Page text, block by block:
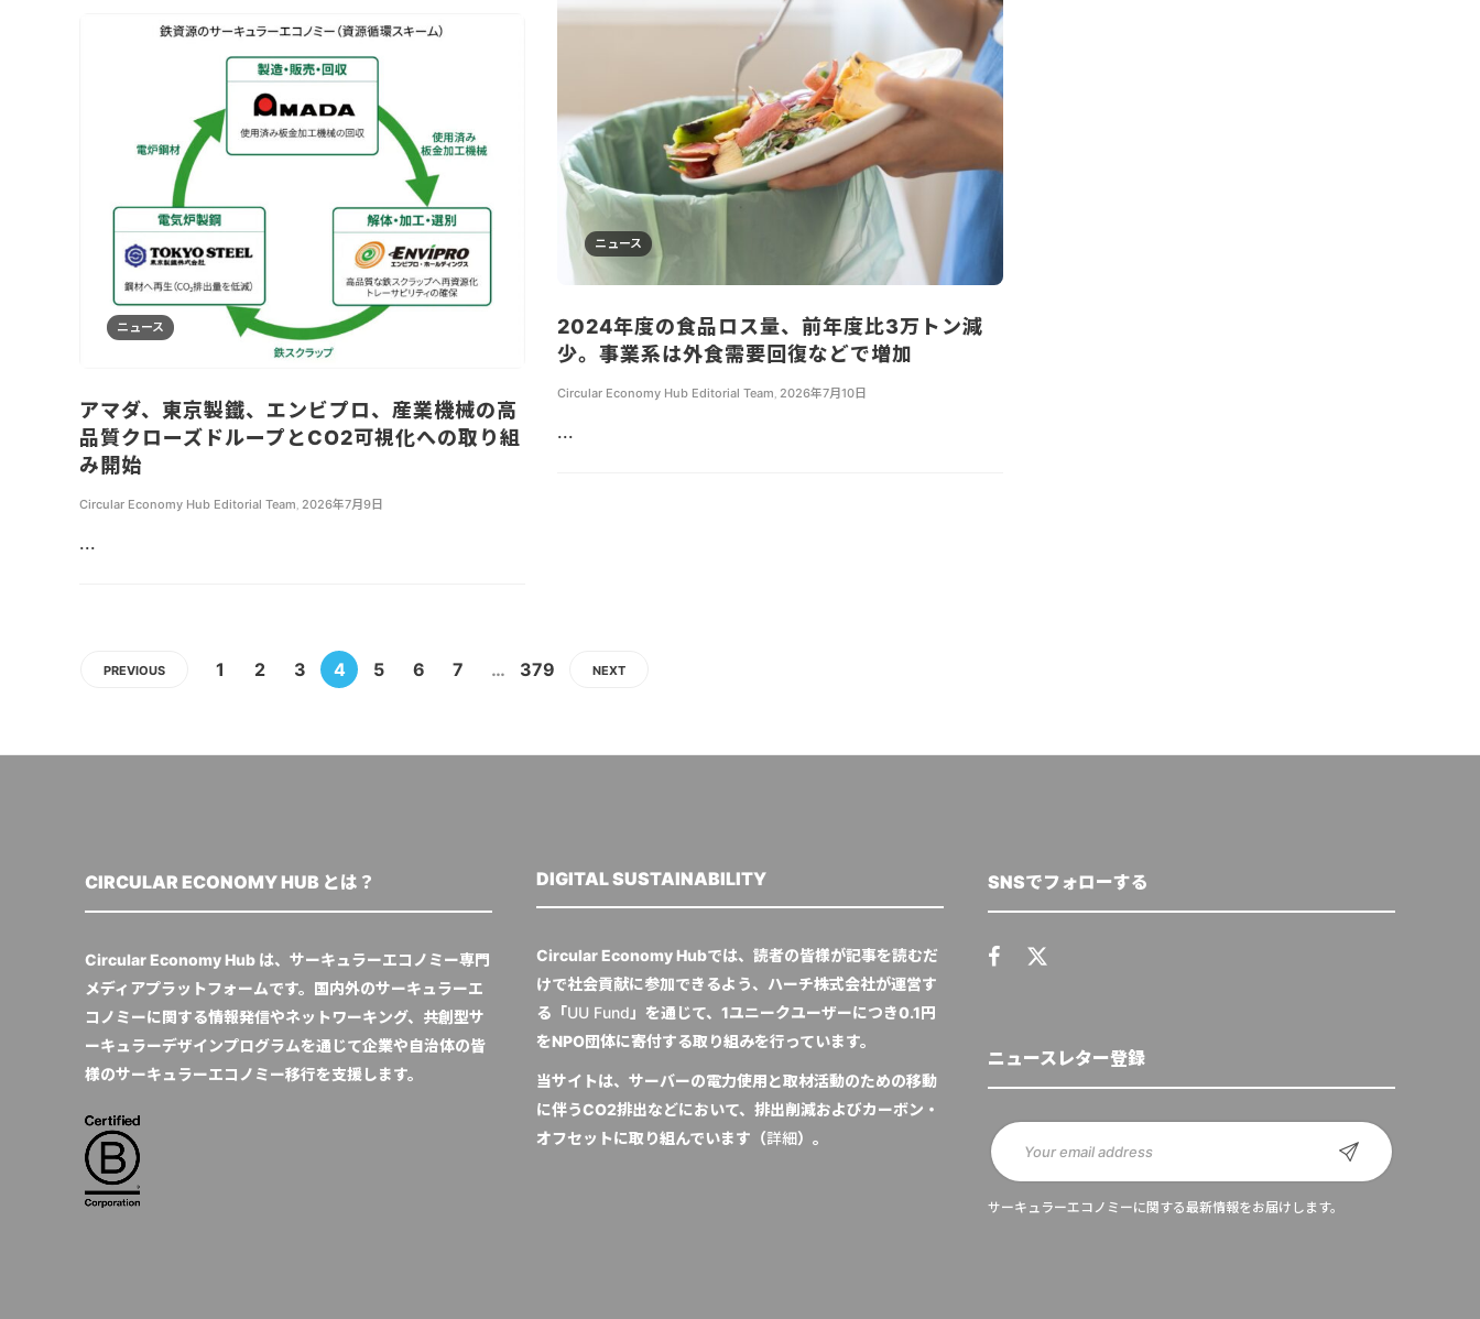
ニュース
2024年度の食品ロス量、前年度比3万トン減
少。事業系は外食需要回復などで増加
Circular Economy Hub Editorial Team 2026年7月10日
...
ニュース
アマダ、東京製鐵、エンビプロ、産業機械の高
品質クローズドループとCO2可視化への取り組
み開始
Circular Economy Hub Editorial Team, 2026年7月9日
...
PREVIOUS 1 2 3 4 5 6 7 … 379 NEXT
CIRCULAR ECONOMY HUB とは？
Circular Economy Hub は、サーキュラーエコノミー専門
メディアプラットフォームです。国内外のサーキュラーエ
コノミーに関する情報発信やネットワーキング、共創型サ
ーキュラーデザインプログラムを通じて企業や自治体の皆
様のサーキュラーエコノミー移行を支援します。
DIGITAL SUSTAINABILITY
Circular Economy Hubでは、読者の皆様が記事を読むだ
けで社会貢献に参加できるよう、ハーチ株式会社が運営す
る「UU Fund 」を通じて、1ユニークユーザーにつき0.1円
をNPO団体に寄付する取り組みを行っています。
当サイトは、サーバーの電力使用と取材活動のための移動
に伴うCO2排出などにおいて、排出削減およびカーボン・
オフセットに取り組んでいます（詳細）。
SNSでフォローする
ニュースレター登録
サーキュラーエコノミーに関する最新情報をお届けします。